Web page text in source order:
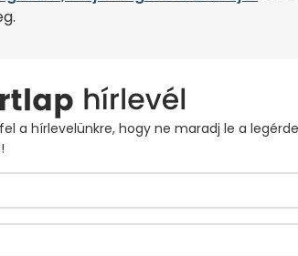
a hírlevelünkre, hogy ne maradj le a